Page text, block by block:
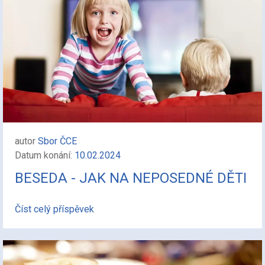
autor Sbor ČCE
Datum konání: 10.02.2024
BESEDA - JAK NA NEPOSEDNÉ DĚTI
Číst celý příspěvek